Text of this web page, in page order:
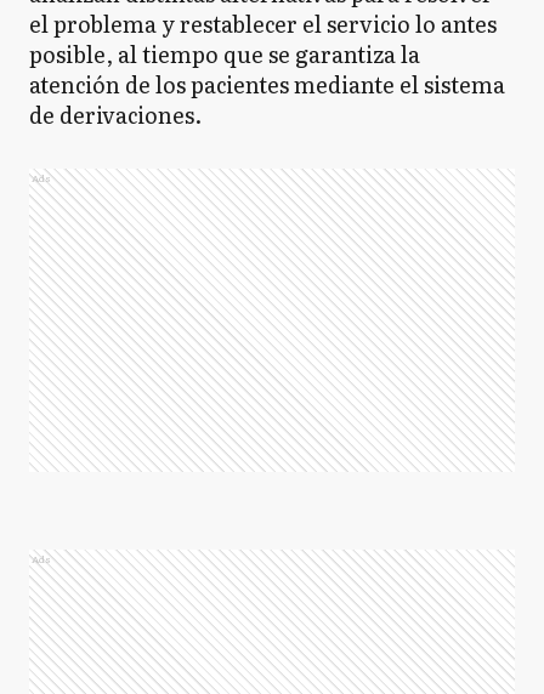
el problema y restablecer el servicio lo antes
posible, al tiempo que se garantiza la
atención de los pacientes mediante el sistema
de derivaciones.
Ads
Ads